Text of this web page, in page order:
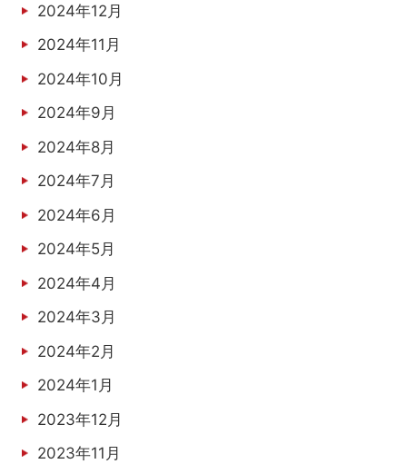
2024年12月
2024年11月
2024年10月
2024年9月
2024年8月
2024年7月
2024年6月
2024年5月
2024年4月
2024年3月
2024年2月
2024年1月
2023年12月
2023年11月